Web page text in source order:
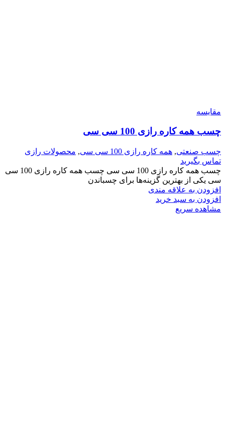
مقایسه
چسب همه کاره رازی 100 سی سی
چسب صنعتی, همه کاره رازی 100 سی سی , محصولات رازی
تماس بگیرید
چسب همه کاره رازی 100 سی سی چسب همه کاره رازی 100 سی
سی یکی از بهترین گزینه‌ها برای چسباندن
افزودن به علاقه مندی
افزودن به سبد خرید
مشاهده سریع